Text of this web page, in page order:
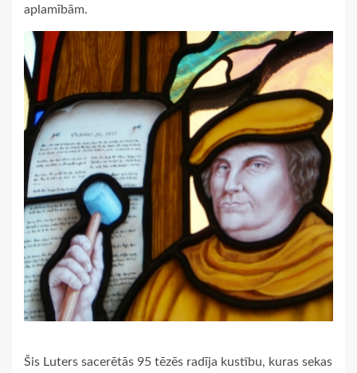
aplamībām.
Šis Luters sacerētās 95 tēzēs radīja kustību, kuras sekas